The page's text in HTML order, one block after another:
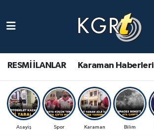
RESMİ İLANLAR Karaman Haberleri
Asayiş Spor Karaman Bilim
Gündem Haberleri
Güncel Haberler
Spor Haberleri